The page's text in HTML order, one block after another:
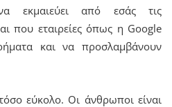
εκμαιεύει από εσάς τις
που εταιρείες όπως η Google
και να προσλαμβάνουν
εύκολο. Οι άνθρωποι είναι